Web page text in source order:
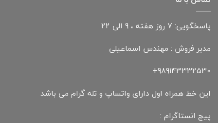
پاسخگویی: 7 روز هفته ، 9 الی 22
مدیر فروش : مهندس اسماعیلی
989143332530+
این خط همراه اول دارای واتساپ و تله گرام می باشد
پیج انستاگرام :